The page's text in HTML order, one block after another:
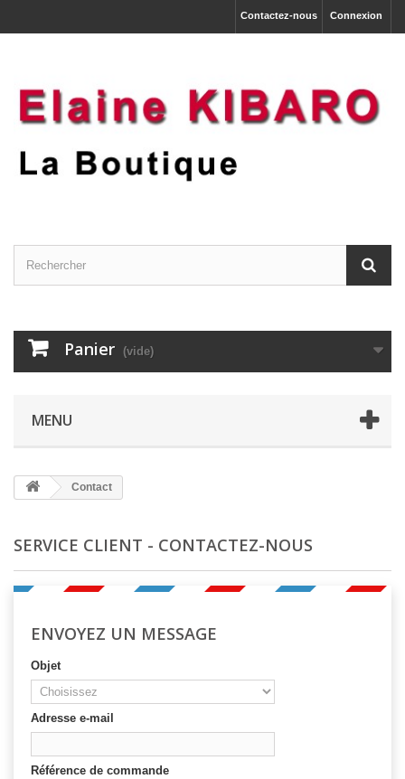
Connexion
Contactez-nous
Panier (vide)
MENU
Contact
SERVICE CLIENT - CONTACTEZ-NOUS
ENVOYEZ UN MESSAGE
Objet
Adresse e-mail
Référence de commande